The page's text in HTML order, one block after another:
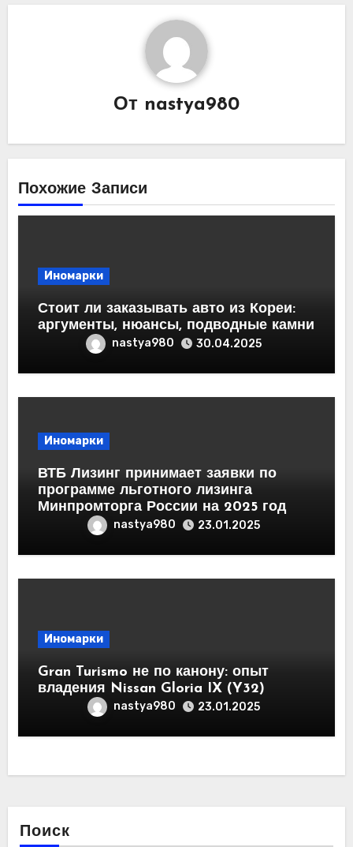
От nastya980
Похожие Записи
Иномарки
Стоит ли заказывать авто из Кореи:
аргументы, нюансы, подводные камни
nastya980 30.04.2025
Иномарки
ВТБ Лизинг принимает заявки по
программе льготного лизинга
Минпромторга России на 2025 год
nastya980 23.01.2025
Иномарки
Gran Turismo не по канону: опыт
владения Nissan Gloria IX (Y32)
nastya980 23.01.2025
Поиск